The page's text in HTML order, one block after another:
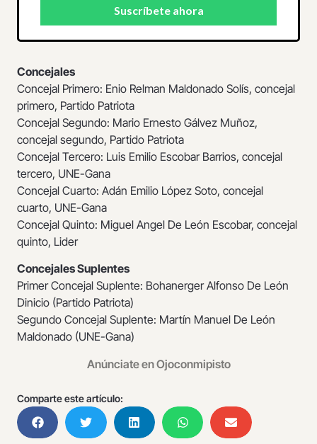
Concejales
Concejal Primero: Enio Relman Maldonado Solís, concejal
primero, Partido Patriota
Concejal Segundo: Mario Ernesto Gálvez Muñoz,
concejal segundo, Partido Patriota
Concejal Tercero: Luis Emilio Escobar Barrios, concejal
tercero, UNE-Gana
Concejal Cuarto: Adán Emilio López Soto, concejal
cuarto, UNE-Gana
Concejal Quinto: Miguel Angel De León Escobar, concejal
quinto, Lider
Concejales Suplentes
Primer Concejal Suplente: Bohanerger Alfonso De León
Dinicio (Partido Patriota)
Segundo Concejal Suplente: Martín Manuel De León
Maldonado (UNE-Gana)
Anúnciate en Ojoconmipisto
Comparte este artículo: